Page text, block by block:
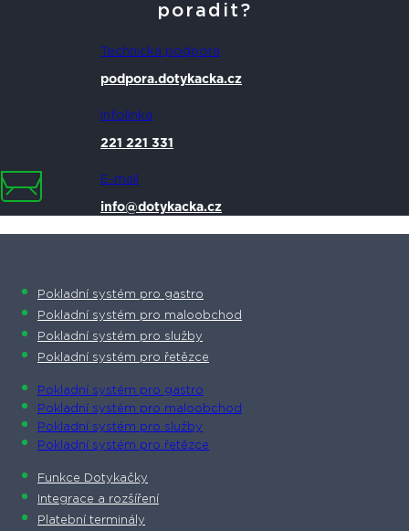
poradit?
Technická podpora
podpora.dotykacka.cz
Infolinka
221 221 331
E-mail
info@dotykacka.cz
Pokladní systém pro gastro
Pokladní systém pro maloobchod
Pokladní systém pro služby
Pokladní systém pro řetězce
Pokladní systém pro gastro
Pokladní systém pro maloobchod
Pokladní systém pro služby
Pokladní systém pro řetězce
Funkce Dotykačky
Integrace a rozšíření
Platební terminály